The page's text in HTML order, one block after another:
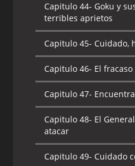
Capitulo 44- Goku y
terribles aprietos
Capitulo 45- Cuidado,
Capitulo 46- El
Capitulo 47-
Capitulo 48- El
atacar
Capitulo 49- Cuidado